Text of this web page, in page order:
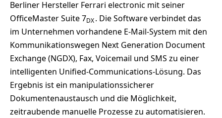
Berliner Hersteller Ferrari electronic mit seiner
OfficeMaster Suite 7DX. Die Software verbindet das
im Unternehmen vorhandene E-Mail-System mit den
Kommunikationswegen Next Generation Document
Exchange (NGDX), Fax, Voicemail und SMS zu einer
intelligenten Unified-Communications-Lösung. Das
Ergebnis ist ein manipulationssicherer
Dokumentenaustausch und die Möglichkeit,
zeitraubende manuelle Prozesse zu automatisieren.